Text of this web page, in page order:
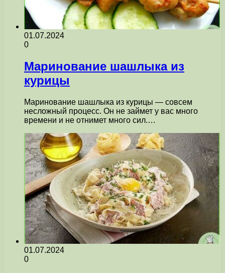
01.07.2024
0
Маринование шашлыка из
курицы
Маринование шашлыка из курицы — совсем
несложный процесс. Он не займет у вас много
времени и не отнимет много сил.…
01.07.2024
0